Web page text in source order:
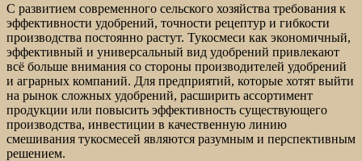
С развитием современного сельского хозяйства требования к
эффективности удобрений, точности рецептур и гибкости
производства постоянно растут. Тукосмеси как экономичный,
эффективный и универсальный вид удобрений привлекают
всё больше внимания со стороны производителей удобрений
и аграрных компаний. Для предприятий, которые хотят выйти
на рынок сложных удобрений, расширить ассортимент
продукции или повысить эффективность существующего
производства, инвестиции в качественную линию
смешивания тукосмесей являются разумным и перспективным
решением.